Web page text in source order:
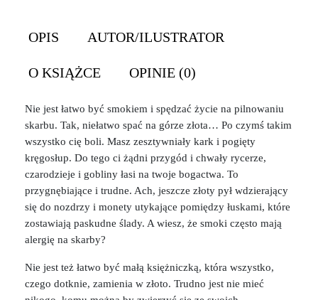
OPIS AUTOR/ILUSTRATOR
O KSIĄŻCE OPINIE (0)
Nie jest łatwo być smokiem i spędzać życie na pilnowaniu
skarbu. Tak, niełatwo spać na górze złota… Po czymś takim
wszystko cię boli. Masz zesztywniały kark i pogięty
kręgosłup. Do tego ci żądni przygód i chwały rycerze,
czarodzieje i gobliny łasi na twoje bogactwa. To
przygnębiające i trudne. Ach, jeszcze złoty pył wdzierający
się do nozdrzy i monety utykające pomiędzy łuskami, które
zostawiają paskudne ślady. A wiesz, że smoki często mają
alergię na skarby?
Nie jest też łatwo być małą księżniczką, która wszystko,
czego dotknie, zamienia w złoto. Trudno jest nie mieć